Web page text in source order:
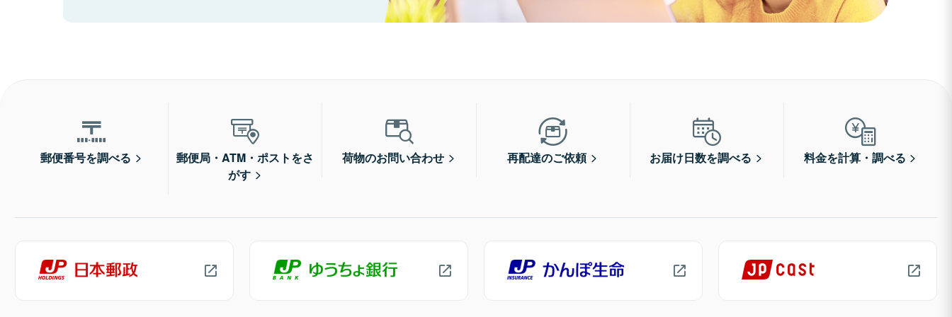
郵便番号を調べる
郵便局・ATM・ポストをさ
がす
荷物のお問い合わせ 再配達のご依頼 お届け日数を調べる 料金を計算・調べる